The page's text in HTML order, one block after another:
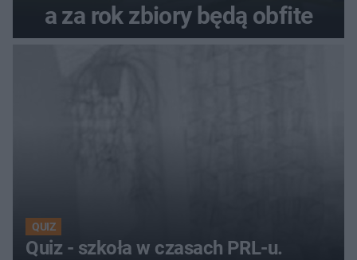
a za rok zbiory będą obfite
QUIZ
Quiz - szkoła w czasach PRL-u.